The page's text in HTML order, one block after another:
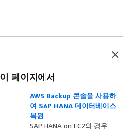
이 페이지에서
AWS Backup 콘솔을 사용하
여 SAP HANA 데이터베이스
복원
SAP HANA on EC2의 경우